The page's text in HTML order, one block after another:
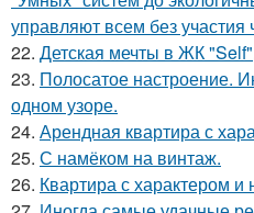
управляют всем без участия
22. Детская мечты в ЖК
23. Полосатое настроение.
одном узоре.
24. Арендная квартира с
25. С намёком на винтаж.
26. Квартира с характером и